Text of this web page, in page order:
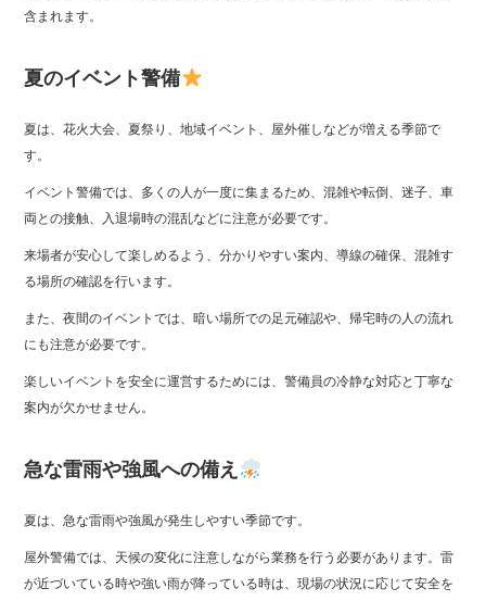
含まれます。
夏のイベント警備
夏は、花火大会、夏祭り、地域イベント、屋外催しなどが増える季節で
す。
イベント警備では、多くの人が一度に集まるため、混雑や転倒、迷子、車
両との接触、入退場時の混乱などに注意が必要です。
来場者が安心して楽しめるよう、分かりやすい案内、導線の確保、混雑す
る場所の確認を行います。
また、夜間のイベントでは、暗い場所での足元確認や、帰宅時の人の流れ
にも注意が必要です。
楽しいイベントを安全に運営するためには、警備員の冷静な対応と丁寧な
案内が欠かせません。
急な雷雨や強風への備え
夏は、急な雷雨や強風が発生しやすい季節です。
屋外警備では、天候の変化に注意しながら業務を行う必要があります。雷
が近づいている時や強い雨が降っている時は、現場の状況に応じて安全を